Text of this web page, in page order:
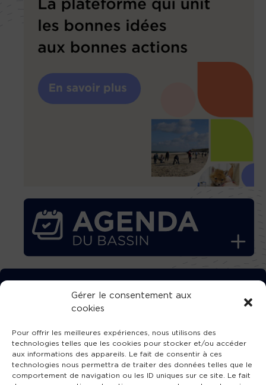
Gérer le consentement aux
cookies
Pour offrir les meilleures expériences, nous utilisons des
technologies telles que les cookies pour stocker et/ou accéder
aux informations des appareils. Le fait de consentir à ces
technologies nous permettra de traiter des données telles que le
comportement de navigation ou les ID uniques sur ce site. Le fait
TÉLÉCHARGEZ GRATUITEMENT
L’APPLICATION TVBA !
SUIVEZ-NOUS !